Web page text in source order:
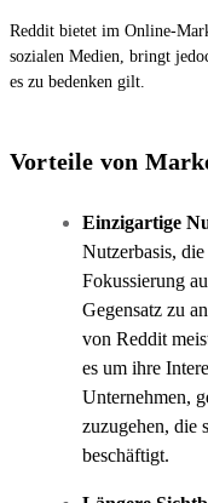
Reddit bietet im Online-
sozialen Medien, bringt
es zu bedenken gilt.
Vorteile von
Einzigartige
Nutzerbasis,
Fokussierung
Gegensatz zu
von Reddit
es um ihre
Unternehmen,
zuzugehen, die
beschäftigt.